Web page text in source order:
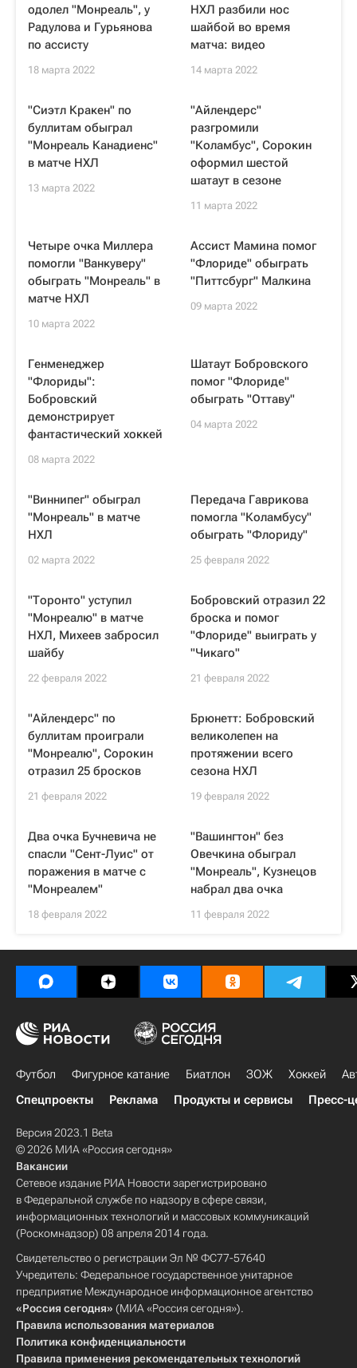
одолел "Монреаль", у
Радулова и Гурьянова
по ассисту
18 марта 2022
НХЛ разбили нос
шайбой во время
матча: видео
14 марта 2022
"Сиэтл Кракен" по
буллитам обыграл
"Монреаль Канадиенс"
в матче НХЛ
13 марта 2022
"Айлендерс"
разгромили
"Коламбус", Сорокин
оформил шестой
шатаут в сезоне
11 марта 2022
Четыре очка Миллера
помогли "Ванкуверу"
обыграть "Монреаль" в
матче НХЛ
10 марта 2022
Ассист Мамина помог
"Флориде" обыграть
"Питтсбург" Малкина
09 марта 2022
Генменеджер
"Флориды":
Бобровский
демонстрирует
фантастический хоккей
08 марта 2022
Шатаут Бобровского
помог "Флориде"
обыграть "Оттаву"
04 марта 2022
"Виннипег" обыграл
"Монреаль" в матче
НХЛ
02 марта 2022
Передача Гаврикова
помогла "Коламбусу"
обыграть "Флориду"
25 февраля 2022
"Торонто" уступил
"Монреалю" в матче
НХЛ, Михеев забросил
шайбу
22 февраля 2022
Бобровский отразил 22
броска и помог
"Флориде" выиграть у
"Чикаго"
21 февраля 2022
"Айлендерс" по
буллитам проиграли
"Монреалю", Сорокин
отразил 25 бросков
21 февраля 2022
Брюнетт: Бобровский
великолепен на
протяжении всего
сезона НХЛ
19 февраля 2022
Два очка Бучневича не
спасли "Сент-Луис" от
поражения в матче с
"Монреалем"
18 февраля 2022
"Вашингтон" без
Овечкина обыграл
"Монреаль", Кузнецов
набрал два очка
11 февраля 2022
Футбол Фигурное катание Биатлон ЗОЖ Хоккей
Спецпроекты
Реклама Продукты и сервисы Пресс-
Версия 2023.1 Beta
© 2026 МИА «Россия сегодня»
Вакансии
Сетевое издание РИА Новости зарегистрировано
в Федеральной службе по надзору в сфере связи,
информационных технологий и массовых коммуникаций
(Роскомнадзор) 08 апреля 2014 года.
Свидетельство о регистрации Эл № ФС77-57640
Учредитель: Федеральное государственное унитарное
предприятие Международное информационное агентство
«Россия сегодня» (МИА «Россия сегодня»).
Правила использования материалов
Политика конфиденциальности
Правила применения рекомендательных технологий